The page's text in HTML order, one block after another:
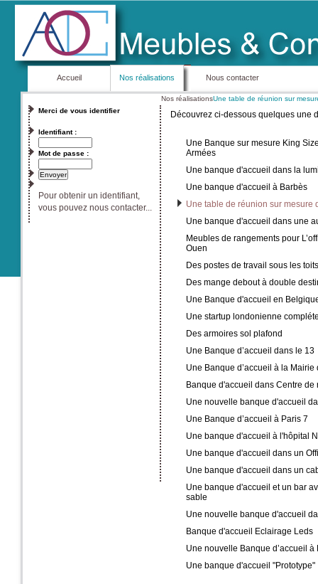
Accueil Nos réalisations Nous contacter
Merci de vous identifier
Identifiant :
Mot de passe :
Pour obtenir un identifiant,
vous pouvez nous contacter...
Nos réalisationsUne table de réunion sur
Découvrez ci-dessous quelques une
Une Banque sur mesure King
Armées
Une banque d'accueil dans la
Une banque d'accueil à Barbès
Une table de réunion sur mesure
Une banque d'accueil dans une
Meubles de rangements pour
Ouen
Des postes de travail sous les
Des mange debout à double
Une Banque d'accueil en
Une startup londonienne
Des armoires sol plafond
Une Banque d’accueil dans le 13
Une Banque d’accueil à la
Banque d'accueil dans Centre de
Une nouvelle banque d'accueil
Une Banque d’accueil à Paris 7
Une banque d'accueil à l'hôpital
Une banque d'accueil dans un
Une banque d'accueil dans un
Une banque d'accueil et un bar
sable
Une nouvelle banque d'accueil
Banque d'accueil Eclairage Leds
Une nouvelle Banque d’accueil à
Une banque d'accueil "Prototype"